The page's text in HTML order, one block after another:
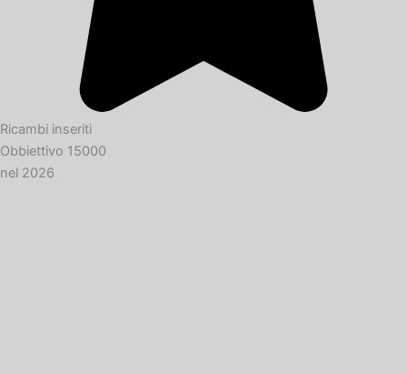
Ricambi inseriti
Obbiettivo 15000
nel 2026